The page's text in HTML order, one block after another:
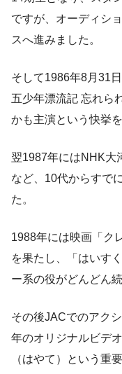
ですが、オーディシ
スへ進みました。
そして1986年8月31
五少年漂流記 忘れら
かも主演という快挙
翌1987年にはNHK大
など、10代からすで
た。
1988年には映画「ク
を果たし、「はいす
ー系の役がどんどん続
その後JACでのアク
年のオリジナルビデ
（はやて）という重